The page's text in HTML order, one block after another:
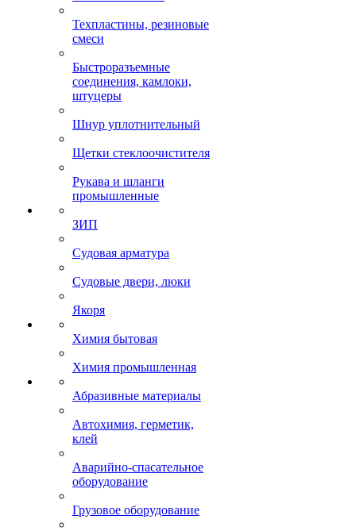
Техпластины, резиновые
смеси
Быстроразъемные
соединения, камлоки,
штуцеры
Шнур уплотнительный
Щетки стеклоочистителя
Рукава и шланги
промышленные
ЗИП
Судовая арматура
Судовые двери, люки
Якоря
Химия бытовая
Химия промышленная
Абразивные материалы
Автохимия, герметик,
клей
Аварийно-спасательное
оборудование
Грузовое оборудование